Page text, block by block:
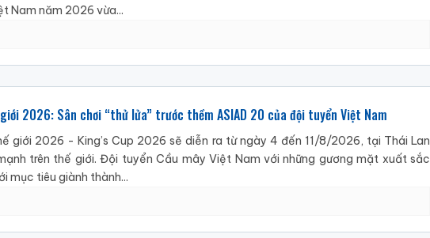
Nam năm 2026 vừa...
2026: Sân chơi “thử lửa” trước thềm ASIAD 20 của đội tuyển Việt Nam
giới 2026 - King’s Cup 2026 sẽ diễn ra từ ngày 4 đến 11/8/2026, tại Thái Lan
trên thế giới. Đội tuyển Cầu mây Việt Nam với những gương mặt xuất sắc
mục tiêu giành thành...